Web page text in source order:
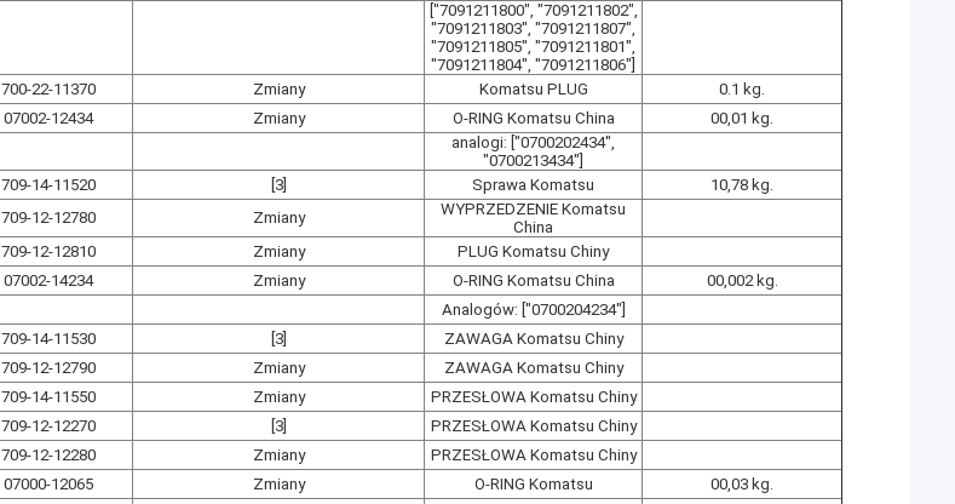
["7091211800", "7091211802",
"7091211803", "7091211807",
"7091211805", "7091211801",
"7091211804", "7091211806"]
700-22-11370 Zmiany Komatsu PLUG
0.1 kg.
07002-12434 Zmiany O-RING Komatsu China
00,01 kg.
analogi: ["0700202434",
"0700213434"]
709-14-11520 [3] Sprawa Komatsu
10,78 kg.
709-12-12780 Zmiany
WYPRZEDZENIE Komatsu
China
709-12-12810 Zmiany
PLUG Komatsu Chiny
07002-14234 Zmiany O-RING Komatsu China
00,002 kg.
Analogów: ["0700204234"]
709-14-11530 [3]
ZAWAGA Komatsu Chiny
709-12-12790 Zmiany
ZAWAGA Komatsu Chiny
709-14-11550 Zmiany
PRZESŁOWA Komatsu Chiny
709-12-12270 [3]
PRZESŁOWA Komatsu Chiny
709-12-12280 Zmiany
PRZESŁOWA Komatsu Chiny
07000-12065 Zmiany O-RING Komatsu 00,03 kg.